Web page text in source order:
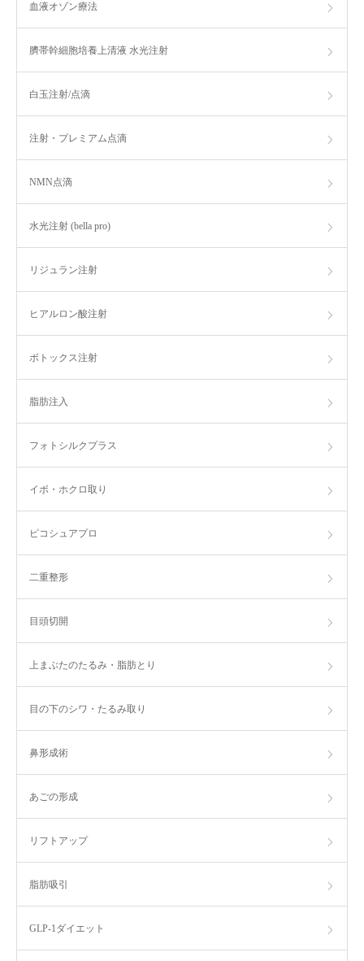
血液オゾン療法
臍帯幹細胞培養上清液 水光注射
白玉注射/点滴
注射・プレミアム点滴
NMN点滴
水光注射 (bella pro)
リジュラン注射
ヒアルロン酸注射
ボトックス注射
脂肪注入
フォトシルクプラス
イボ・ホクロ取り
ピコシュアプロ
二重整形
目頭切開
上まぶたのたるみ・脂肪とり
目の下のシワ・たるみ取り
鼻形成術
あごの形成
リフトアップ
脂肪吸引
GLP-1ダイエット